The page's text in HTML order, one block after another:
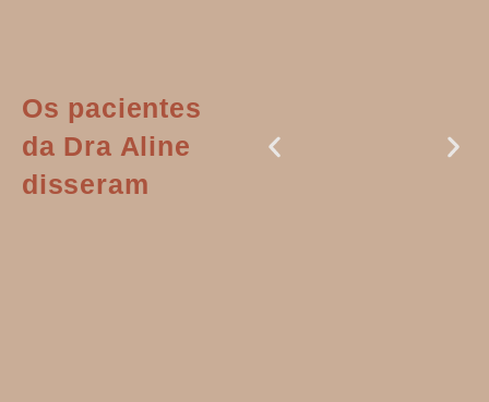
Os pacientes
da Dra Aline
disseram